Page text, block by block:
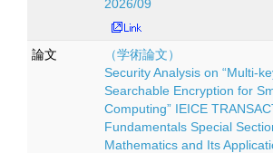
2026/09
論文
（学術論文）
Security Analysis on “Multi-
Searchable Encryption for
Computing” IEICE
Fundamentals Special
Mathematics and Its